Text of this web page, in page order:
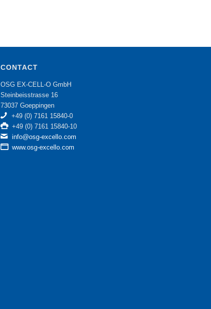
CONTACT
OSG EX-CELL-O GmbH
Steinbeisstrasse 16
73037 Goeppingen
+49 (0) 7161 15840-0
+49 (0) 7161 15840-10
info@osg-excello.com
www.osg-excello.com